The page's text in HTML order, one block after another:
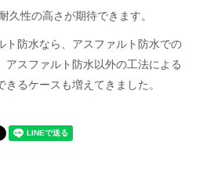
久性の高さが期待できます。
ト防水なら、アスファルト防水での
アスファルト防水以外の工法による
るケースも増えてきました。